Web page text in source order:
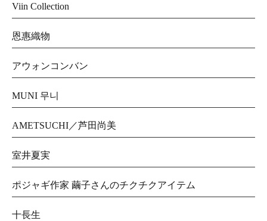
Viin Collection
恩惠織物
アウォンコンバン
MUNI 무니
AMETSUCHI／芦田尚美
室井夏実
ポジャギ作家 繭子さんのチクチクアイテム
十長生